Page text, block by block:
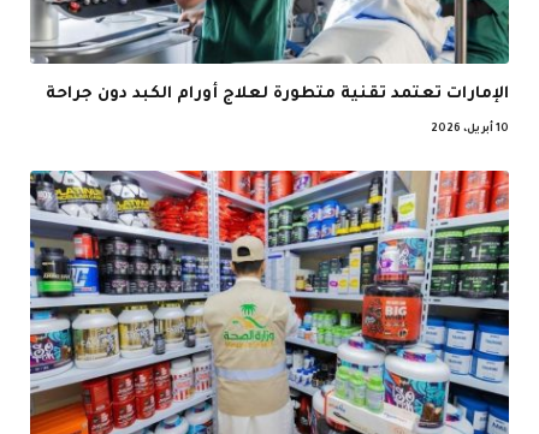
الإمارات تعتمد تقنية متطورة لعلاج أورام الكبد دون جراحة
10 أبريل، 2026